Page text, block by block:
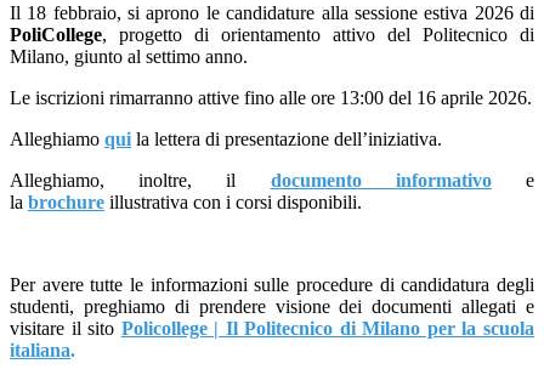
Il 18 febbraio, si aprono le candidature alla sessione estiva 2026 di
PoliCollege, progetto di orientamento attivo del Politecnico di
Milano, giunto al settimo anno.
Le iscrizioni rimarranno attive fino alle ore 13:00 del 16 aprile 2026.
Alleghiamo qui la lettera di presentazione dell’iniziativa.
Alleghiamo, inoltre, il
documento informativo
e
la brochure illustrativa con i corsi disponibili.
Per avere tutte le informazioni sulle procedure di candidatura degli
studenti, preghiamo di prendere visione dei documenti allegati e
visitare il sito Policollege | Il Politecnico di Milano per la scuola
italiana.